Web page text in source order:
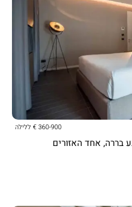
360-900 € ללילה
בררה, אחד האזורים